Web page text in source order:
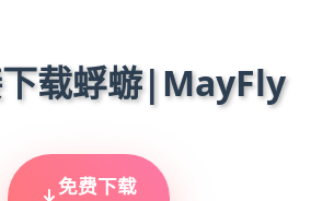
下载蜉蝣|MayFly
免费下载